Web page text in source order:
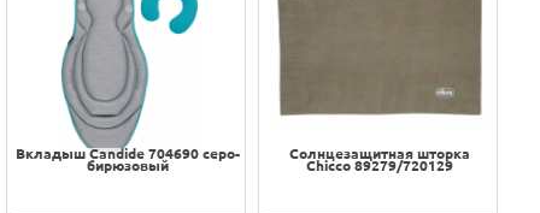
Вкладыш Candide 704690 серо-
бирюзовый
Солнцезащитная шторка
Chicco 89279/720129